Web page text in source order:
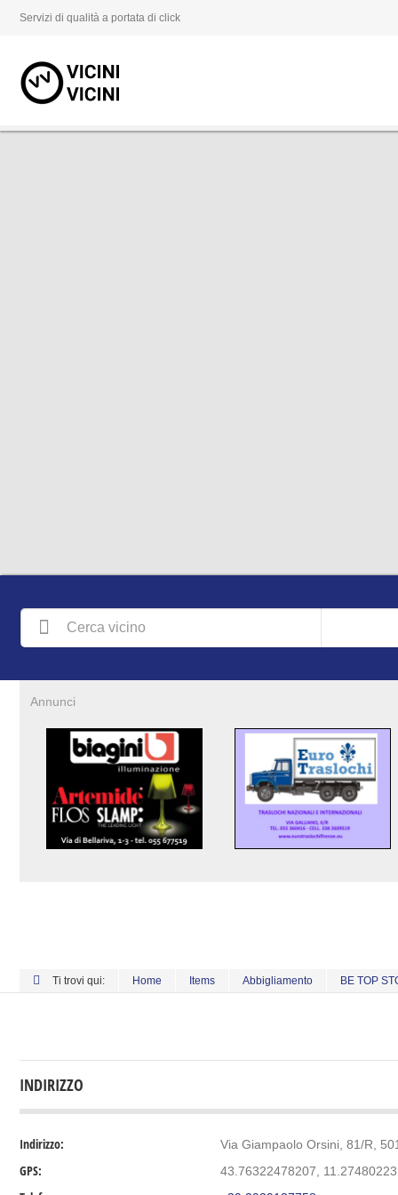
Servizi di qualità a portata di click
Annunci
Ti trovi qui: Home Items Abbigliamento BE TOP
INDIRIZZO
Indirizzo: Via Giampaolo Orsini, 81/R,
GPS: 43.76322478207,